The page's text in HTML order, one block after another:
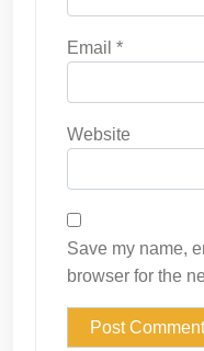
Email *
Website
Save my name,
browser for the